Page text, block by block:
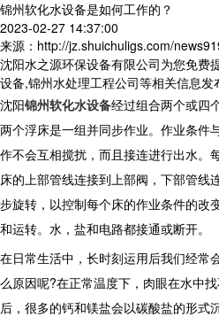
锦州软化水设备是如何工作的？
2023-02-27 14:37:00
来源：http://jz.shuichuligs.com/
沈阳水之源环保设备有限公司为您免费
设备,锦州水处理工程公司等相关信息发
沈阳锦州软化水设备经过组合两个或四
两个浮床是一组并同步作业。作业条件
作不会互相搅扰，而且接连进行出水。
床的上部管线连接到上部阀，下部管线
步旋转，以控制每个床的作业条件的改
和运转。水，盐和电路都接通或断开。
在日常生活中，长时刻运用后我们经常
么原因呢?在正常温度下，肉眼在水中
后，很多的钙和镁盐会以碳酸盐的形式